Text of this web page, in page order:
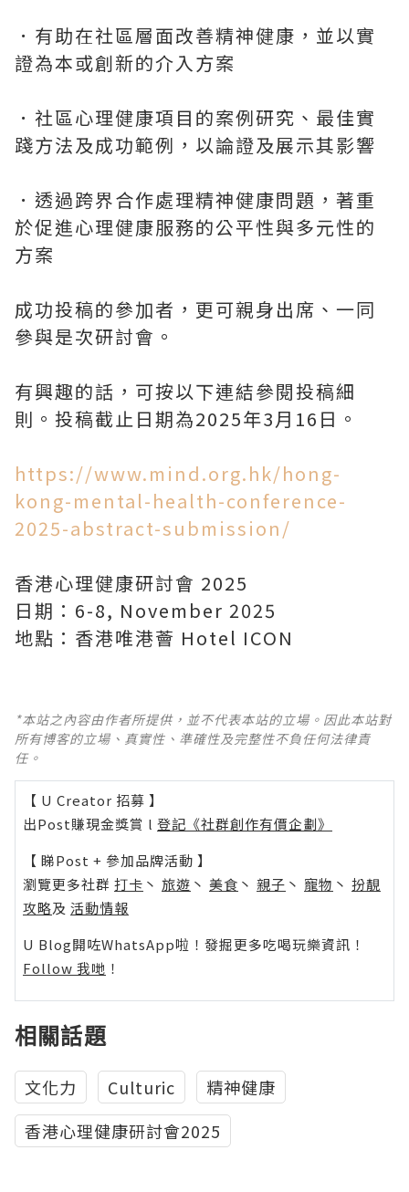
．有助在社區層面改善精神健康，並以實
證為本或創新的介入方案
．社區心理健康項目的案例研究、最佳實
踐方法及成功範例，以論證及展示其影響
．透過跨界合作處理精神健康問題，著重
於促進心理健康服務的公平性與多元性的
方案
成功投稿的參加者，更可親身出席、一同
參與是次研討會。
有興趣的話，可按以下連結參閱投稿細
則。投稿截止日期為2025年3月16日。
https://www.mind.org.hk/hong-
kong-mental-health-conference-
2025-abstract-submission/
香港心理健康研討會 2025
日期：6-8, November 2025
地點：香港唯港薈 Hotel ICON
*本站之內容由作者所提供，並不代表本站的立場。因此本站對
所有博客的立場、真實性、準確性及完整性不負任何法律責
任。
【 U Creator 招募 】
出Post賺現金獎賞 l 登記《社群創作有價企劃》
【 睇Post + 參加品牌活動 】
瀏覽更多社群 打卡 丶 旅遊 丶 美食 丶 親子 丶 寵物 丶 扮靚
攻略及 活動情報
U Blog開咗WhatsApp啦！發掘更多吃喝玩樂資訊！
Follow 我哋 ！
相關話題
文化力 Culturic
精神健康
香港心理健康研討會2025